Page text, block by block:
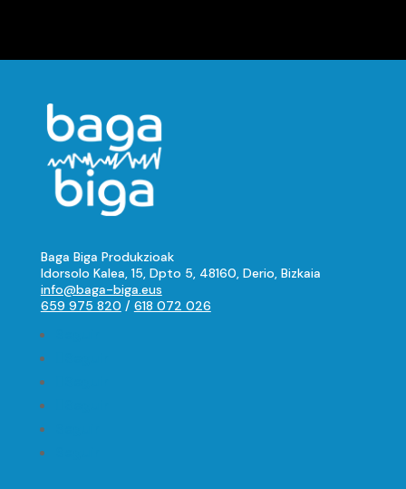
Baga Biga Produkzioak
Idorsolo Kalea, 15, Dpto 5, 48160, Derio, Bizkaia
info@baga-biga.eus
659 975 820 / 618 072 026